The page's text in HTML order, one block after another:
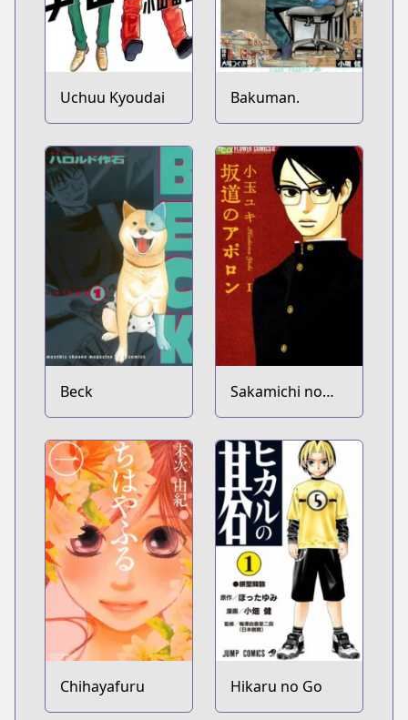
Uchuu Kyoudai Bakuman.
Beck
Sakamichi no
Apollon
Chihayafuru Hikaru no Go